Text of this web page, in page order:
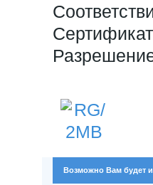
Возможно Вам будет